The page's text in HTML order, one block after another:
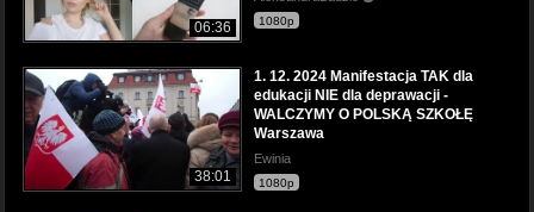
06:36 1080p
38:01
1. 12. 2024 Manifestacja TAK dla
edukacji NIE dla deprawacji -
WALCZYMY O POLSKĄ SZKOŁĘ
Warszawa
Ewinia
1080p